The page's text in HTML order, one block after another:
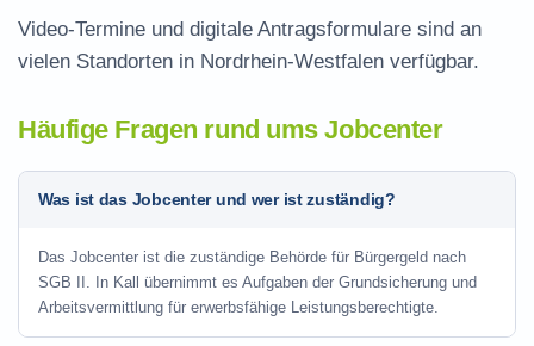
Video-Termine und digitale Antragsformulare sind an
vielen Standorten in Nordrhein-Westfalen verfügbar.
Häufige Fragen rund ums Jobcenter
Was ist das Jobcenter und wer ist zuständig?
Das Jobcenter ist die zuständige Behörde für Bürgergeld nach
SGB II. In Kall übernimmt es Aufgaben der Grundsicherung und
Arbeitsvermittlung für erwerbsfähige Leistungsberechtigte.